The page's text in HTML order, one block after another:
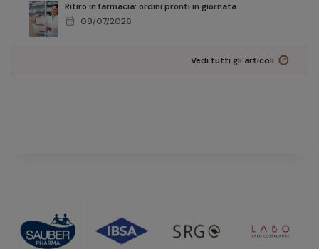
Ritiro in farmacia: ordini pronti in giornata
calendar_month 08/07/2026
Vedi tutti gli articoli